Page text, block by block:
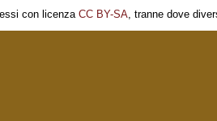
con licenzaCC BY-SA, tranne dove